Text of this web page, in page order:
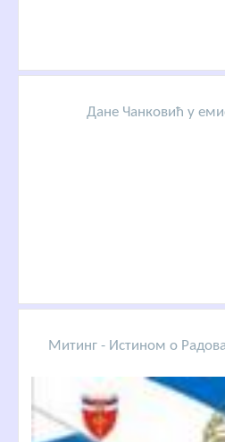
Дане Чанковић у
Митинг - Истином о